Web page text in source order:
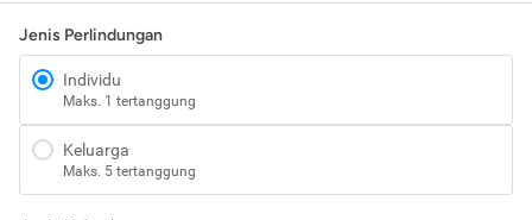
Jenis Perlindungan
Individu
Maks. 1 tertanggung
Keluarga
Maks. 5 tertanggung